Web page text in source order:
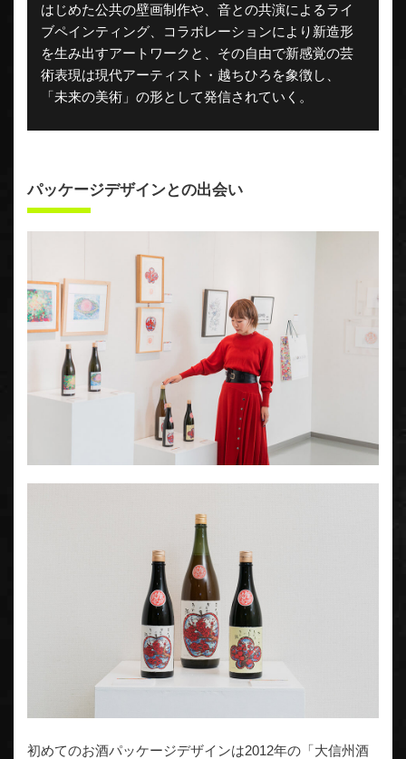
はじめた公共の壁画制作や、音との共演によるライ
ブペインティング、コラボレーションにより新造形
を生み出すアートワークと、その自由で新感覚の芸
術表現は現代アーティスト・越ちひろを象徴し、
「未来の美術」の形として発信されていく。
パッケージデザインとの出会い
初めてのお酒パッケージデザインは2012年の「大信州酒